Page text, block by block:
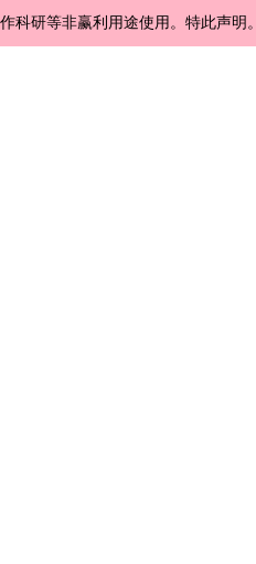
科研等非赢利用途使用。特此声明。